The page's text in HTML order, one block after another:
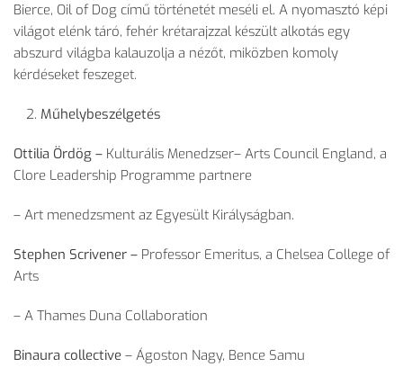
Bierce, Oil of Dog című történetét meséli el. A nyomasztó képi
világot elénk táró, fehér krétarajzzal készült alkotás egy
abszurd világba kalauzolja a nézőt, miközben komoly
kérdéseket feszeget.
Műhelybeszélgetés
Ottilia Ördög – Kulturális Menedzser– Arts Council England, a
Clore Leadership Programme partnere
– Art menedzsment az Egyesült Királyságban.
Stephen Scrivener – Professor Emeritus, a Chelsea College of
Arts
– A Thames Duna Collaboration
Binaura collective – Ágoston Nagy, Bence Samu